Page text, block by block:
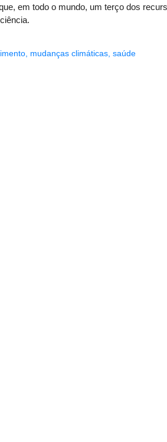
em todo o mundo, um terço dos
mudanças climáticas saúde